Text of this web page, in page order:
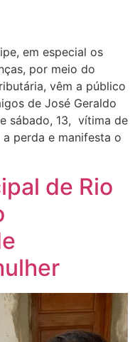
em especial os
por meio do
vêm a público
de José Geraldo
sábado, 13, vítima de
perda e manifesta o
de Rio